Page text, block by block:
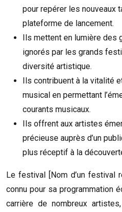
pour repérer les nouveaux
plateforme de lancement.
Ils mettent en lumière des
ignorés par les grands
diversité artistique.
Ils contribuent à la vitalité
musical en permettant
courants musicaux.
Ils offrent aux artistes
précieuse auprès d’un
plus réceptif à la
Le festival [Nom d’un festival
connu pour sa programmation
carrière de nombreux